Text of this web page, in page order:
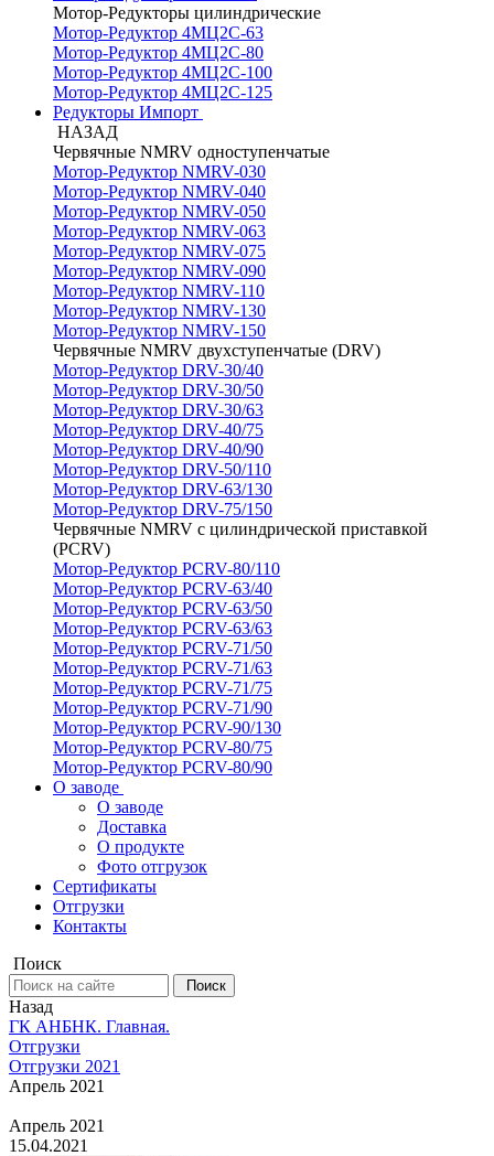
Мотор-Редукторы цилиндрические
Мотор-Редуктор 4МЦ2С-63
Мотор-Редуктор 4МЦ2С-80
Мотор-Редуктор 4МЦ2С-100
Мотор-Редуктор 4МЦ2С-125
Редукторы Импорт
НАЗАД
Червячные NMRV одноступенчатые
Мотор-Редуктор NMRV-030
Мотор-Редуктор NMRV-040
Мотор-Редуктор NMRV-050
Мотор-Редуктор NMRV-063
Мотор-Редуктор NMRV-075
Мотор-Редуктор NMRV-090
Мотор-Редуктор NMRV-110
Мотор-Редуктор NMRV-130
Мотор-Редуктор NMRV-150
Червячные NMRV двухступенчатые (DRV)
Мотор-Редуктор DRV-30/40
Мотор-Редуктор DRV-30/50
Мотор-Редуктор DRV-30/63
Мотор-Редуктор DRV-40/75
Мотор-Редуктор DRV-40/90
Мотор-Редуктор DRV-50/110
Мотор-Редуктор DRV-63/130
Мотор-Редуктор DRV-75/150
Червячные NMRV с цилиндрической приставкой
(PCRV)
Мотор-Редуктор PCRV-80/110
Мотор-Редуктор PCRV-63/40
Мотор-Редуктор PCRV-63/50
Мотор-Редуктор PCRV-63/63
Мотор-Редуктор PCRV-71/50
Мотор-Редуктор PCRV-71/63
Мотор-Редуктор PCRV-71/75
Мотор-Редуктор PCRV-71/90
Мотор-Редуктор PCRV-90/130
Мотор-Редуктор PCRV-80/75
Мотор-Редуктор PCRV-80/90
О заводе
О заводе
Доставка
О продукте
Фото отгрузок
Сертификаты
Отгрузки
Контакты
Поиск
Поиск
Назад
ГК АНБНК. Главная.
Отгрузки
Отгрузки 2021
Апрель 2021
Апрель 2021
15.04.2021